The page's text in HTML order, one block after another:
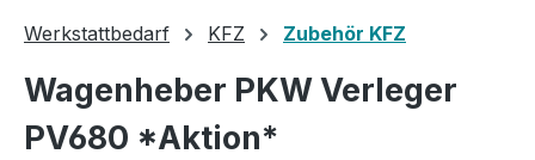
Werkstattbedarf KFZ Zubehör KFZ
Wagenheber PKW Verleger
PV680 *Aktion*